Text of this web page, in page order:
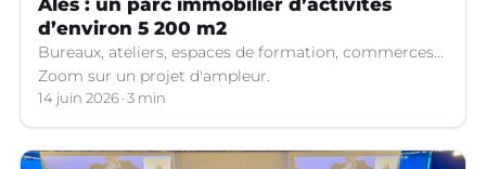
Alès : un parc immobilier d’activités
d’environ 5 200 m2
Bureaux, ateliers, espaces de formation, commerces...
Zoom sur un projet d'ampleur.
14 juin 2026 3 min